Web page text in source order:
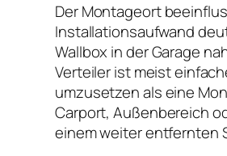
Der Montageort
Installationsaufwand
Wallbox in der Garage
Verteiler ist meist
umzusetzen als eine
Carport, Außenbereich
einem weiter entfernten